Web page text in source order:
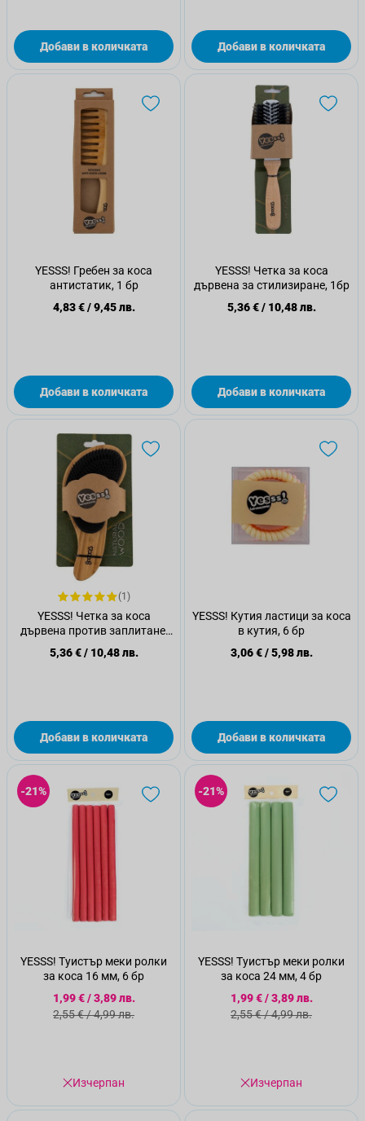
Добави в количката Добави в количката
YESSS! Гребен за коса
антистатик, 1 бр
4,83 €/9,45 лв.
Добави в количката
YESSS! Четка за коса
дървена за стилизиране, 1бр
5,36 €/ 10,48 лв.
Добави в количката
(1)
YESSS! Четка за коса
дървена против заплитане,
5,36 €/ 10,48 лв.
Добави в количката
YESSS! Кутия ластици за коса
в кутия, 6 бр
3,06 €/5,98 лв.
Добави в количката
-21%
YESSS! Туистър меки ролки
за коса 16 мм, 6 бр
Специална цена
1,99 €/3,89 лв.
Стандартна цена
2,55 €/4,99 лв.
Изчерпан
-21%
YESSS! Туистър меки ролки
за коса 24 мм, 4 бр
Специална цена
1,99 €/3,89 лв.
Стандартна цена
2,55 €/4,99 лв.
Изчерпан